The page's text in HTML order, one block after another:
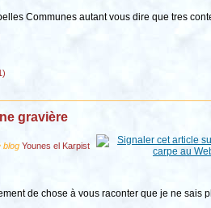
Communes autant vous dire que tres
gravière
blog Younes el Karpist
de chose à vous raconter que je ne sais